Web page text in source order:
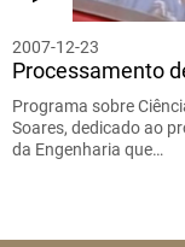
2007-12-23
Processamento
Programa sobre
Soares, dedicado ao
da Engenharia que…